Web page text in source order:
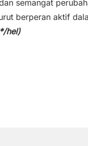
semangat
berperan aktif
*/hel)